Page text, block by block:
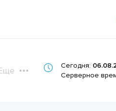
Сегодня:
Серверное